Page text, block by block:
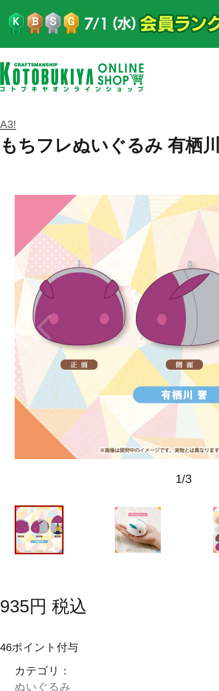
A3!
もちフレぬいぐるみ 有栖
1/3
935円 税込
46ポイント付与
カテゴリ：
ぬいぐるみ